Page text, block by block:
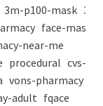
3m-p100-mask 3m-
face-mask
near-me
procedural cvs-
vons-pharmacy
adult fqace